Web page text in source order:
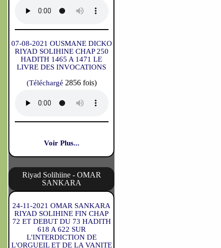
07-08-2021 OUSMANE DICKO
RIYAD SOLIHINE CHAP 250
HADITH 1465 A 1471 LE
LIVRE DES INVOCATIONS
(Téléchargé 2856 fois)
Voir Plus...
Riyad Solihiine - OMAR
SANKARA
24-11-2021 OMAR SANKARA
RIYAD SOLIHINE FIN CHAP
72 ET DEBUT DU 73 HADITH
618 A 622 SUR
L'INTERDICTION DE
L'ORGUEIL ET DE LA VANITE